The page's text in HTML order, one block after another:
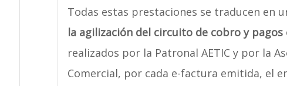
Todas estas prestaciones se traducen en
la agilización del circuito de cobro y pagos
realizados por la Patronal AETIC y por la
Comercial, por cada e-factura emitida, el